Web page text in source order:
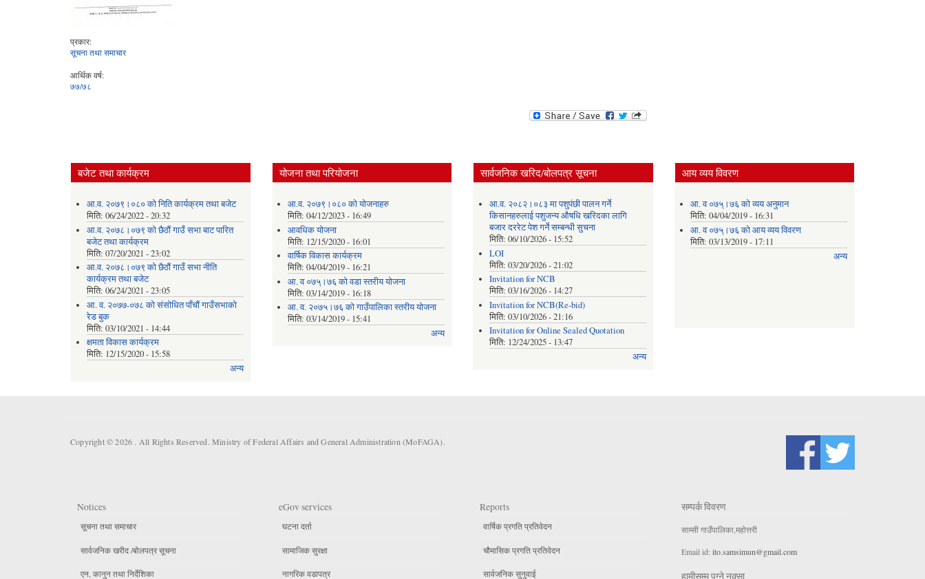
प्रकार:
सूचना तथा समाचार
आर्थिक वर्ष:
७७/७८
बजेट तथा कार्यक्रम
आ.व. २०७९।०८० को निति कार्यक्रम तथा बजेट
मिति: 06/24/2022 - 20:32
आ.व. २०७८।०७९ को छैठौं गाउँ सभा बाट पारित
बजेट तथा कार्यक्रम
मिति: 07/20/2021 - 23:02
आ.व. २०७८।०७९ को छैठौं गाउँ सभा नीति
कार्यक्रम तथा बजेट
मिति: 06/24/2021 - 23:05
आ. व. २०७७-०७८ को संसोधित पाँचौं गाउँसभाको
रेड बुक
मिति: 03/10/2021 - 14:44
क्षमता विकास कार्यक्रम
मिति: 12/15/2020 - 15:58
अन्य
योजना तथा परियोजना
आ.व. २०७९।०८० को योजनाहरु
मिति:04/12/2023 - 16:49
आवधिक योजना
मिति: 12/15/2020 - 16:01
वार्षिक विकास कार्यक्रम
मिति:04/04/2019 - 16:21
आ. व ०७५्।७६ को वडा स्तरीय योजना
मिति:03/14/2019 - 16:18
आ. व. २०७५।७६ को गाउँपालिका स्तरीय योजना
मिति:03/14/2019 - 15:41
अन्य
सार्वजनिक खरिद/बोलपत्र सूचना
आ.व. २०८२।०८३ मा पशुपंछी पालन गर्ने
किसानहरुलाई पशुजन्य औषधि खरिदका लागि
बजार दररेट पेश गर्ने सम्बन्धी सुचना
मिति: 06/10/2026 - 15:52
LOI
मिति: 03/20/2026 - 21:02
Invitation for NCB
मिति: 03/16/2026 - 14:27
Invitation for NCB(Re-bid)
मिति: 03/10/2026 - 21:16
Invitation for Online Sealed Quotation
मिति: 12/24/2025 - 13:47
अन्य
आय व्यय विवरण
आ. व ०७५्।७६ को व्यय अनुमान
मिति:04/04/2019 - 16:31
आ. व ०७५्।७६ को आय व्यय विवरण
मिति:03/13/2019 - 17:11
अन्य
Copyright © 2026 . All Rights Reserved. Ministry of Federal Affairs and General Administration (MoFAGA).
Notices
सूचना तथा समाचार
सार्वजनिक खरीद /बोलपत्र सूचना
एन, कानुन तथा निर्देशिका
eGov services
घटना दर्ता
सामाजिक सुरक्षा
नागरिक वडापत्र
Reports
वार्षिक प्रगति प्रतिवेदन
चौमासिक प्रगति प्रतिवेदन
सार्वजनिक सुनुवाई
सम्पर्क विवरण
साम्सी गाउँपालिका,महोत्तरी
Email id: ito.samsimun@gmail.com
हामीसम्म पुग्ने नक्सा